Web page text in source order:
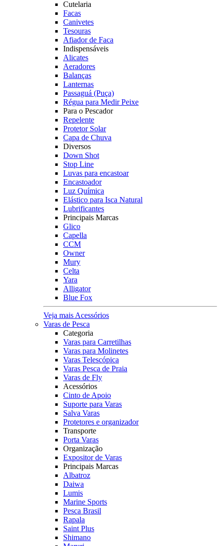
Cutelaria
Facas
Canivetes
Tesouras
Afiador de Faca
Indispensáveis
Alicates
Aeradores
Balanças
Lanternas
Passaguá (Puça)
Régua para Medir Peixe
Para o Pescador
Repelente
Protetor Solar
Capa de Chuva
Diversos
Down Shot
Stop Line
Luvas para encastoar
Encastoador
Luz Química
Elástico para Isca Natural
Lubrificantes
Principais Marcas
Glico
Capella
CCM
Owner
Mury
Celta
Yara
Alligator
Blue Fox
Veja mais Acessórios
Varas de Pesca
Categoria
Varas para Carretilhas
Varas para Molinetes
Varas Telescópica
Varas Pesca de Praia
Varas de Fly
Acessórios
Cinto de Apoio
Suporte para Varas
Salva Varas
Protetores e organizador
Transporte
Porta Varas
Organização
Expositor de Varas
Principais Marcas
Albatroz
Daiwa
Lumis
Marine Sports
Pesca Brasil
Rapala
Saint Plus
Shimano